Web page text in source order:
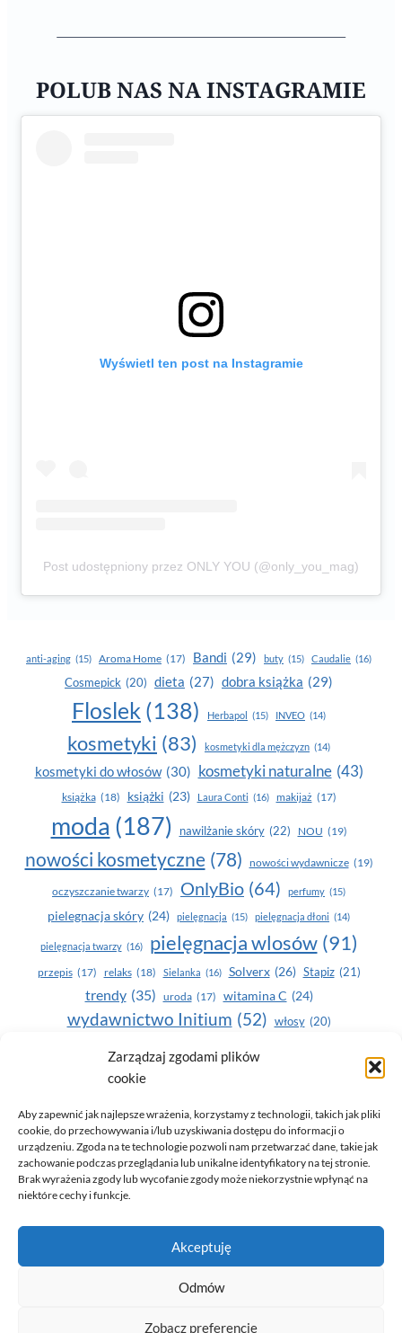
Zarządzaj zgodami plików
cookie
Aby zapewnić jak najlepsze wrażenia, korzystamy z technologii, takich jak pliki
cookie, do przechowywania i/lub uzyskiwania dostępu do informacji o
urządzeniu. Zgoda na te technologie pozwoli nam przetwarzać dane, takie jak
zachowanie podczas przeglądania lub unikalne identyfikatory na tej stronie.
Brak wyrażenia zgody lub wycofanie zgody może niekorzystnie wpłynąć na
niektóre cechy i funkcje.
Akceptuję
Odmów
Zobacz preferencje
POLUB NAS NA INSTAGRAMIE
Wyświetl ten post na Instagramie
Post udostępniony przez ONLY YOU (@only_you_mag)
anti-aging (15) Aroma Home (17) Bandi (29) buty (15) Caudalie (16)
Cosmepick (20) dieta (27) dobra książka (29)
Floslek (138) Herbapol (15) INVEO (14)
kosmetyki (83) kosmetyki dla mężczyzn (14)
kosmetyki do włosów (30) kosmetyki naturalne (43)
książka (18) książki (23) Laura Conti (16) makijaż (17)
moda (187) nawilżanie skóry (22) NOU (19)
nowości kosmetyczne (78) nowości wydawnicze (19)
oczyszczanie twarzy (17) OnlyBio (64) perfumy (15)
pielegnacja skóry (24) pielęgnacja (15) pielęgnacja dłoni (14)
pielęgnacja twarzy (16) pielęgnacja wlosów (91)
przepis (17) relaks (18) Sielanka (16) Solverx (26) Stapiz (21)
trendy (35) uroda (17) witamina C (24)
wydawnictwo Initium (52) włosy (20)
Yasumi(164) zdrowe zęby
zdrowie
© 2026 Only You - portal dla kobiet (uroda, moda, zdrowie)
opracowanie:AZDOBRESTRONY